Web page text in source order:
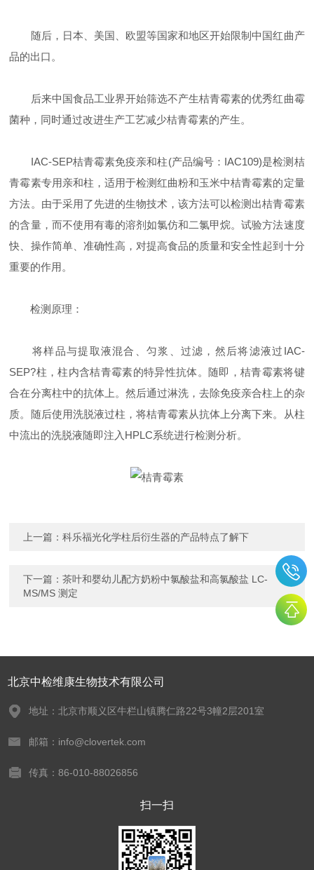
随后，日本、美国、欧盟等国家和地区开始限制中国红曲产
品的出口。
后来中国食品工业界开始筛选不产生桔青霉素的优秀红曲霉
菌种，同时通过改进生产工艺减少桔青霉素的产生。
IAC-SEP桔青霉素免疫亲和柱(产品编号：IAC109)是检测桔
青霉素专用亲和柱，适用于检测红曲粉和玉米中桔青霉素的定量
方法。由于采用了先进的生物技术，该方法可以检测出桔青霉素
的含量，而不使用有毒的溶剂如氯仿和二氯甲烷。试验方法速度
快、操作简单、准确性高，对提高食品的质量和安全性起到十分
重要的作用。
检测原理：
将样品与提取液混合、匀浆、过滤，然后将滤液过IAC-
SEP?柱，柱内含桔青霉素的特异性抗体。随即，桔青霉素将键
合在分离柱中的抗体上。然后通过淋洗，去除免疫亲合柱上的杂
质。随后使用洗脱液过柱，将桔青霉素从抗体上分离下来。从柱
中流出的洗脱液随即注入HPLC系统进行检测分析。
上一篇：科乐福光化学柱后衍生器的产品特点了解下
下一篇：茶叶和婴幼儿配方奶粉中氯酸盐和高氯酸盐 LC-
MS/MS 测定
北京中检维康生物技术有限公司
地址：北京市顺义区牛栏山镇腾仁路22号3幢2层201室
邮箱：info@clovertek.com
传真：86-010-88026856
扫一扫